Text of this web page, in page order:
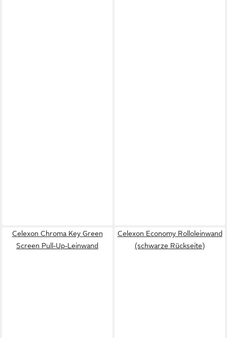
Celexon Chroma Key Green
Screen Pull-Up-Leinwand
Celexon Economy Rolloleinwand
(schwarze Rückseite)